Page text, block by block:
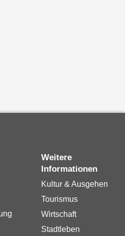
Weitere
Informationen
Kultur & Ausgehen
Tourismus
Wirtschaft
Stadtleben